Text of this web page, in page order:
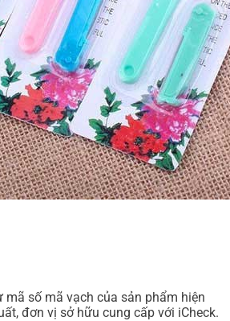
số mã vạch của sản phẩm hiện
đơn vị sở hữu cung cấp với iCheck.